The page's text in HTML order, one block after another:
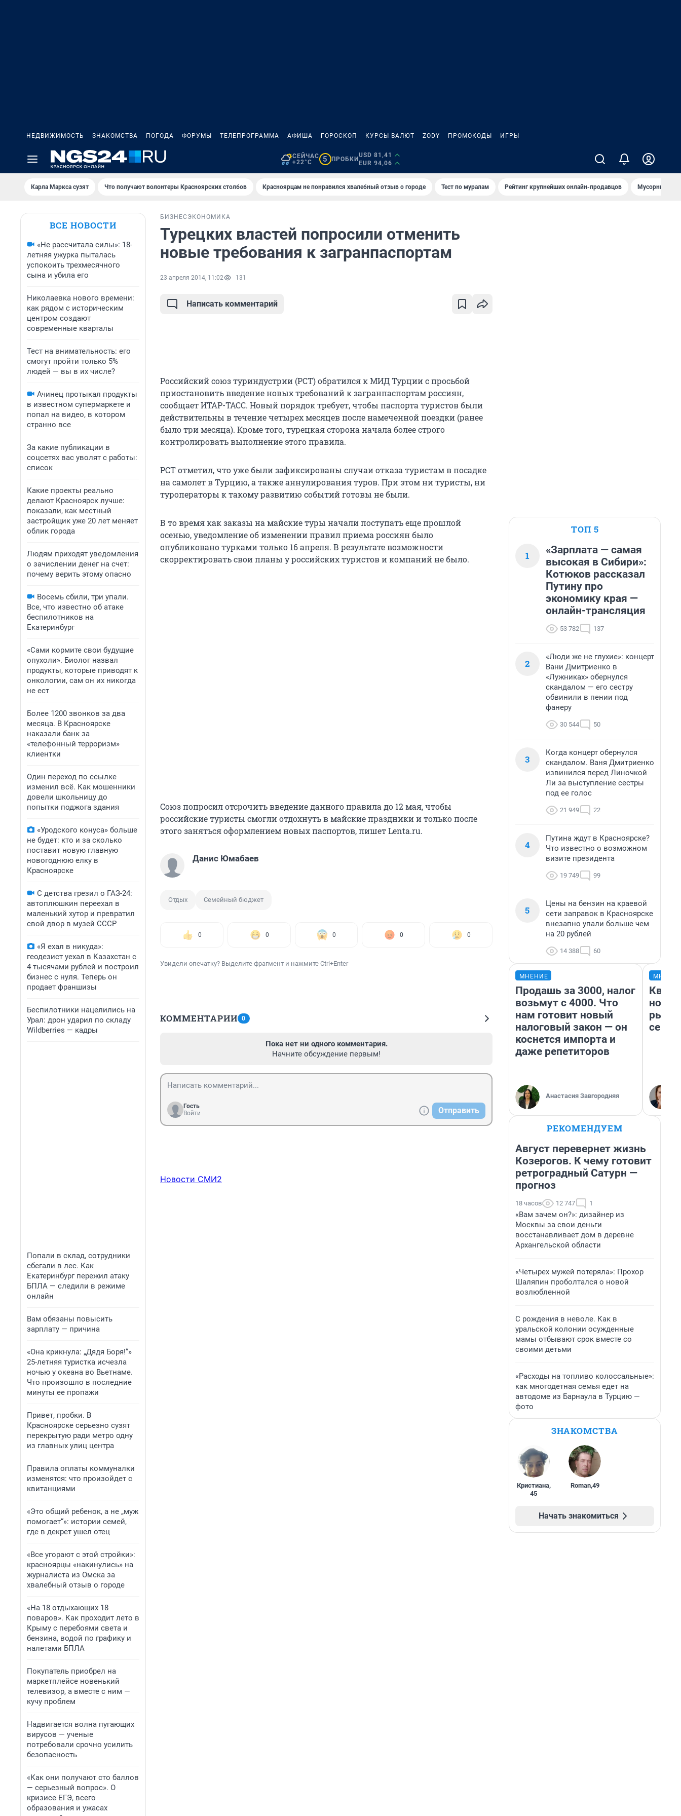
НЕДВИЖИМОСТЬ ЗНАКОМСТВА ПОГОДА ФОРУМЫ ТЕЛЕПРОГРАММА АФИША ГОРОСКОП КУРСЫ ВАЛЮТ ZODY ПРОМОКОДЫ ИГРЫ
СЕЙЧАС
+22°C
5 ПРОБКИ
USD 81,41
EUR 94,06
Карла Маркса сузят Что получают волонтеры Красноярских столбов Красноярцам не понравился хвалебный отзыв о городе Тест по мурaлaм Рейтинг крупнейших онлайн-продавцов Мусорный
ВСЕ НОВОСТИ
«Не рассчитала силы»: 18-
летняя ужурка пыталась
успокоить трехмесячного
сына и убила его
Николаевка нового времени:
как рядом с историческим
центром создают
современные кварталы
Тест на внимательность: его
смогут пройти только 5%
людей — вы в их числе?
Ачинец протыкал продукты
в известном супермаркете и
попал на видео, в котором
странно все
За какие публикации в
соцсетях вас уволят с работы:
список
Какие проекты реально
делают Красноярск лучше:
показали, как местный
застройщик уже 20 лет меняет
облик города
Людям приходят уведомления
о зачислении денег на счет:
почему верить этому опасно
Восемь сбили, три упали.
Все, что известно об атаке
беспилотников на
Екатеринбург
«Сами кормите свои будущие
опухоли». Биолог назвал
продукты, которые приводят к
онкологии, сам он их никогда
не ест
Более 1200 звонков за два
месяца. В Красноярске
наказали банк за
«телефонный терроризм»
клиентки
Один переход по ссылке
изменил всё. Как мошенники
довели школьницу до
попытки поджога здания
«Уродского конуса» больше
не будет: кто и за сколько
поставит новую главную
новогоднюю елку в
Красноярске
С детства грезил о ГАЗ-24:
автоплюшкин переехал в
маленький хутор и превратил
свой двор в музей СССР
«Я ехал в никуда»:
геодезист уехал в Казахстан с
4 тысячами рублей и построил
бизнес с нуля. Теперь он
продает франшизы
Беспилотники нацелились на
Урал: дрон ударил по складу
Wildberries — кадры
Попали в склад, сотрудники
сбегали в лес. Как
Екатеринбург пережил атаку
БПЛА — следили в режиме
онлайн
Вам обязаны повысить
зарплату — причина
«Она крикнула: „Дядя Боря!“»
25-летняя туристка исчезла
ночью у океана во Вьетнаме.
Что произошло в последние
минуты ее пропажи
Привет, пробки. В
Красноярске серьезно сузят
перекрытую ради метро одну
из главных улиц центра
Правила оплаты коммуналки
изменятся: что произойдет с
квитанциями
«Это общий ребенок, а не „муж
помогает“»: истории семей,
где в декрет ушел отец
«Все угорают с этой стройки»:
красноярцы «накинулись» на
журналиста из Омска за
хвалебный отзыв о городе
«На 18 отдыхающих 18
поваров». Как проходит лето в
Крыму с перебоями света и
бензина, водой по графику и
налетами БПЛА
Покупатель приобрел на
маркетплейсе новенький
телевизор, а вместе с ним —
кучу проблем
Надвигается волна пугающих
вирусов — ученые
потребовали срочно усилить
безопасность
«Как они получают сто баллов
— серьезный вопрос». О
кризисе ЕГЭ, всего
образования и ужасах
БИЗНЕС ЭКОНОМИКА
Турецких властей попросили отменить
новые требования к загранпаспортам
23 апреля 2014, 11:02 131
Написать комментарий
Российский союз туриндустрии (РСТ) обратился к МИД Турции с просьбой
приостановить введение новых требований к загранпаспортам россиян,
сообщает ИТАР-ТАСС. Новый порядок требует, чтобы паспорта туристов были
действительны в течение четырех месяцев после намеченной поездки (ранее
было три месяца). Кроме того, турецкая сторона начала более строго
контролировать выполнение этого правила.
РСТ отметил, что уже были зафиксированы случаи отказа туристам в посадке
на самолет в Турцию, а также аннулирования туров. При этом ни туристы, ни
туроператоры к такому развитию событий готовы не были.
В то время как заказы на майские туры начали поступать еще прошлой
осенью, уведомление об изменении правил приема россиян было
опубликовано турками только 16 апреля. В результате возможности
скорректировать свои планы у российских туристов и компаний не было.
Союз попросил отсрочить введение данного правила до 12 мая, чтобы
российские туристы смогли отдохнуть в майские праздники и только после
этого заняться оформлением новых паспортов, пишет Lenta.ru.
Данис Юмабаев
Отдых Семейный бюджет
0 0 0 0 0
Увидели опечатку? Выделите фрагмент и нажмите Ctrl+Enter
КОММЕНТАРИИ 0
Пока нет ни одного комментария.
Начните обсуждение первым!
Гость
Войти
Отправить
Новости СМИ2
ТОП 5
1
«Зарплата — самая
высокая в Сибири»:
Котюков рассказал
Путину про
экономику края —
онлайн-трансляция
53 782 137
2
«Люди же не глухие»: концерт
Вани Дмитриенко в
«Лужниках» обернулся
скандалом — его сестру
обвинили в пении под
фанеру
30 544 50
3
Когда концерт обернулся
скандалом. Ваня Дмитриенко
извинился перед Линочкой
Ли за выступление сестры
под ее голос
21 949 22
4
Путина ждут в Красноярске?
Что известно о возможном
визите президента
19 749 99
5
Цены на бензин на краевой
сети заправок в Красноярске
внезапно упали больше чем
на 20 рублей
14 388 60
МНЕНИЕ
Продашь за 3000, налог
возьмут с 4000. Что
нам готовит новый
налоговый закон — он
коснется импорта и
даже репетиторов
Анастасия Завгородняя
но
РЕКОМЕНДУЕМ
Август перевернет жизнь
Козерогов. К чему готовит
ретроградный Сатурн —
прогноз
18 часов 12 747 1
«Вам зачем он?»: дизайнер из
Москвы за свои деньги
восстанавливает дом в деревне
Архангельской области
«Четырех мужей потеряла»: Прохор
Шаляпин проболтался о новой
возлюбленной
С рождения в неволе. Как в
уральской колонии осужденные
мамы отбывают срок вместе со
своими детьми
«Расходы на топливо колоссальные»:
как многодетная семья едет на
автодоме из Барнаула в Турцию —
фото
ЗНАКОМСТВА
Кристиана,
45
Roman,49
Начать знакомиться